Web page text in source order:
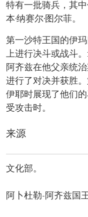
特有一批骑兵，其
本·纳赛尔·图尔菲。
第一沙特王国的伊
上进行决斗或战斗。
阿齐兹在他父亲统
进行了对决并获胜
伊耶时展现了他们
受攻击时。
来源
文化部。
阿卜杜勒-阿齐兹国